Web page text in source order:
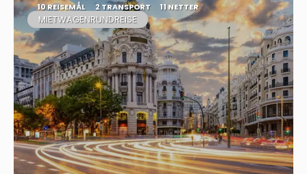
10 REISEMÅL 2 TRANSPORT 11 NETTER
MIETWAGENRUNDREISE